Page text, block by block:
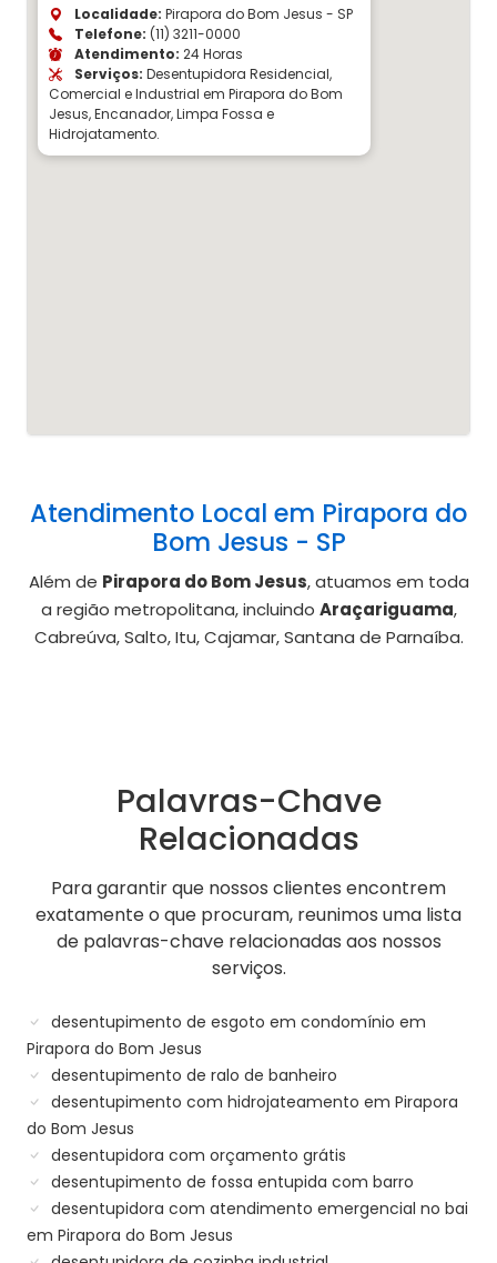
Localidade: Pirapora do Bom Jesus - SP
Telefone: (11) 3211-0000
Atendimento: 24 Horas
Serviços: Desentupidora Residencial,
Comercial e Industrial em Pirapora do Bom
Jesus, Encanador, Limpa Fossa e
Hidrojatamento.
Atendimento Local em Pirapora do
Bom Jesus - SP
Além de Pirapora do Bom Jesus, atuamos em toda
a região metropolitana, incluindo Araçariguama,
Cabreúva, Salto, Itu, Cajamar, Santana de Parnaíba.
Palavras-Chave
Relacionadas
Para garantir que nossos clientes encontrem
exatamente o que procuram, reunimos uma lista
de palavras-chave relacionadas aos nossos
serviços.
desentupimento de esgoto em condomínio em
Pirapora do Bom Jesus
desentupimento de ralo de banheiro
desentupimento com hidrojateamento em Pirapora
do Bom Jesus
desentupidora com orçamento grátis
desentupimento de fossa entupida com barro
desentupidora com atendimento emergencial no bai
em Pirapora do Bom Jesus